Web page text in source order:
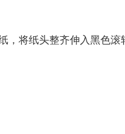
将纸头整齐伸入黑色滚